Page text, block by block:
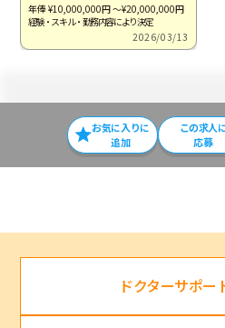
年俸 ¥10,000,000円～¥20,000,000円
経験・スキル・勤務内容により決定
2026/03/13
お気に入りに
追加
この求⼈
応募
ドクターサポー